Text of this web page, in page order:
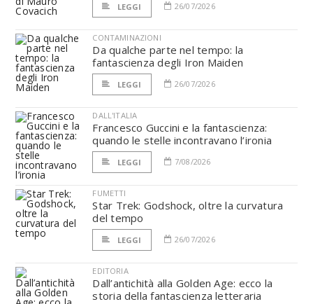
LEGGI 26/07/2026
CONTAMINAZIONI
Da qualche parte nel tempo: la
fantascienza degli Iron Maiden
LEGGI 26/07/2026
DALL'ITALIA
Francesco Guccini e la fantascienza:
quando le stelle incontravano l’ironia
LEGGI 7/08/2026
FUMETTI
Star Trek: Godshock, oltre la curvatura
del tempo
LEGGI 26/07/2026
EDITORIA
Dall’antichità alla Golden Age: ecco la
storia della fantascienza letteraria